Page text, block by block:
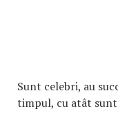
Sunt celebri, au
timpul, cu atât